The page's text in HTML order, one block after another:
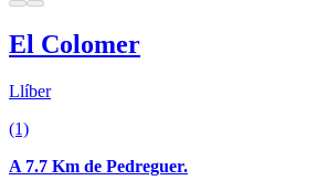
El Colomer
Llíber
(1)
A 7.7 Km de Pedreguer.